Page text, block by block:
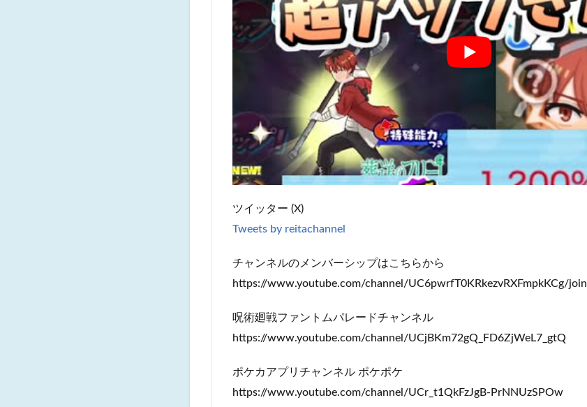
ツイッター (X)
Tweets by reitachannel
チャンネルのメンバーシップはこちらから
https://www.youtube.com/channel/UC6pwrfT0KRkezvRXFmpkKCg/join
呪術廻戦ファントムパレードチャンネル
https://www.youtube.com/channel/UCjBKm72gQ_FD6ZjWeL7_gtQ
ポケカアプリチャンネル ポケポケ
https://www.youtube.com/channel/UCr_t1QkFzJgB-PrNNUzSPOw